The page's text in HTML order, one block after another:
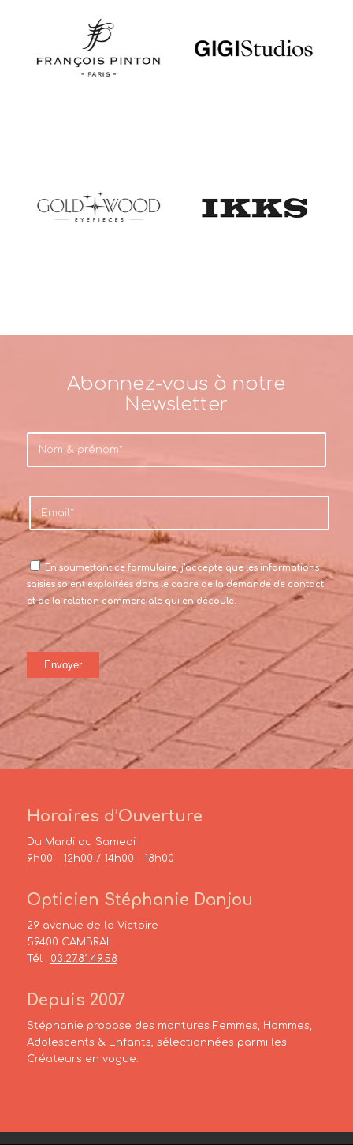
Abonnez-vous à notre
Newsletter
En soumettant ce formulaire, j’accepte que les informations
saisies soient exploitées dans le cadre de la demande de contact
et de la relation commerciale qui en découle.
Horaires d’Ouverture
Du Mardi au Samedi :
9h00 – 12h00 / 14h00 – 18h00
Opticien Stéphanie Danjou
29 avenue de la Victoire
59400 CAMBRAI
Tél : 03.27.81.49.58
Depuis 2007
Stéphanie propose des montures Femmes, Hommes,
Adolescents & Enfants, sélectionnées parmi les
Créateurs en vogue.